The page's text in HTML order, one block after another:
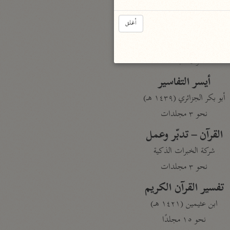
نحو مجلد
تيسير الكريم الرحمن
نحو ٤ مجلدات
أيسر التفاسير
أبو بكر الجزائري (١٤٣٩ هـ)
نحو ٣ مجلدات
القرآن – تدبّر وعمل
شركة الخبرات الذكية
نحو ٣ مجلدات
تفسير القرآن الكريم
ابن عثيمين (١٤٢١ هـ)
نحو ١٥ مجلدًا
أغلق